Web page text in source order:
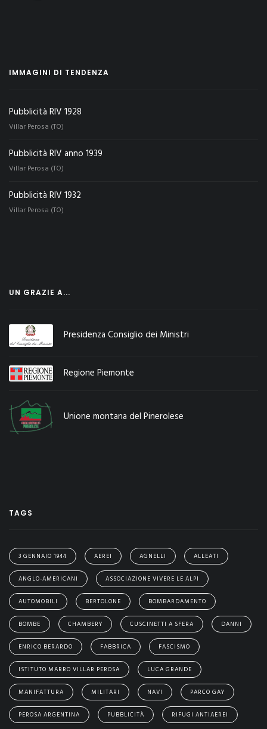
IMMAGINI DI TENDENZA
Pubblicità RIV 1928
Villar Perosa (TO)
Pubblicità RIV anno 1939
Villar Perosa (TO)
Pubblicità RIV 1932
Villar Perosa (TO)
UN GRAZIE A...
Presidenza Consiglio dei Ministri
Regione Piemonte
Unione montana del Pinerolese
TAGS
3 GENNAIO 1944 AEREI AGNELLI ALLEATI
ANGLO-AMERICANI ASSOCIAZIONE VIVERE LE ALPI
AUTOMOBILI BERTOLONE BOMBARDAMENTO
BOMBE CHAMBERY CUSCINETTI A SFERA DANNI
ENRICO BERARDO FABBRICA FASCISMO
ISTITUTO MARRO VILLAR PEROSA LUCA GRANDE
MANIFATTURA MILITARI NAVI PARCO GAY
PEROSA ARGENTINA PUBBLICITÀ RIFUGI ANTIAEREI